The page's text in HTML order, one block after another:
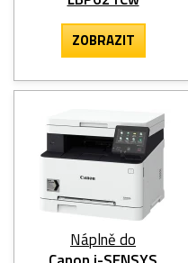
ZOBRAZIT
Náplně do